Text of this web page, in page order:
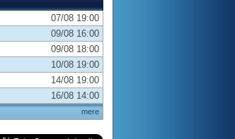
mere
07/08 19:00
09/08 16:00
09/08 18:00
10/08 19:00
14/08 19:00
16/08 14:00